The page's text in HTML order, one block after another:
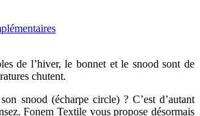
de l’hiver, le bonnet et le snood sont de
chutent.
snood (écharpe circle) ? C’est d’autant
Fonem Textile vous propose désormais